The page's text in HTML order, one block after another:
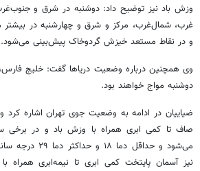
وزش باد نیز توضیح داد: دوشنبه در شرق و
غرب، شمال‌غرب، مرکز و شرق و چهارشنبه در
و در نقاط مستعد خیزش گردوخاک پیش‌بینی می‌شود.
وی همچنین درباره وضعیت دریاها گفت: خلیج فارس،
دوشنبه مواج خواهند بود.
ضیاییان در ادامه به وضعیت جوی تهران اشاره
صاف تا کمی ابری همراه با وزش باد و در برخی
می‌شود و حداقل
نیز آسمان پایتخت کمی ابری تا نیمه‌ابری